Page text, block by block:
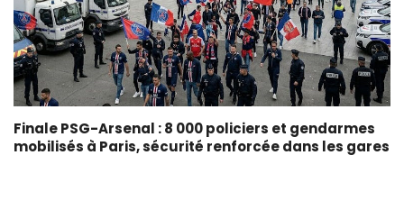
Finale PSG-Arsenal : 8 000 policiers et gendarmes
mobilisés à Paris, sécurité renforcée dans les gares